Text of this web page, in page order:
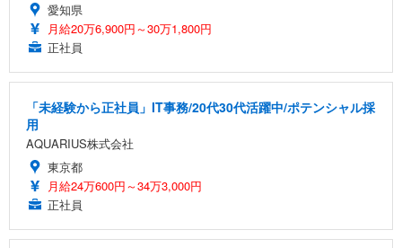
愛知県
月給20万6,900円～30万1,800円
正社員
「未経験から正社員」IT事務/20代30代活躍中/ポテンシャル採
用
AQUARIUS株式会社
東京都
月給24万600円～34万3,000円
正社員